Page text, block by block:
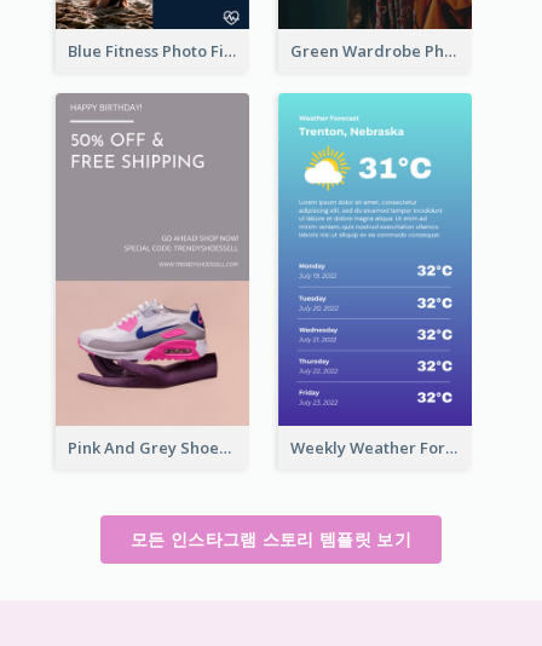
Blue Fitness Photo Fitness Class Instagram Story Green Wardrobe Photo Shopping Sale Instagram Story
Pink And Grey Shoes Photo Shopping Instagram Story Weekly Weather Forecast Instagram Story
모든 인스타그램 스토리 템플릿 보기